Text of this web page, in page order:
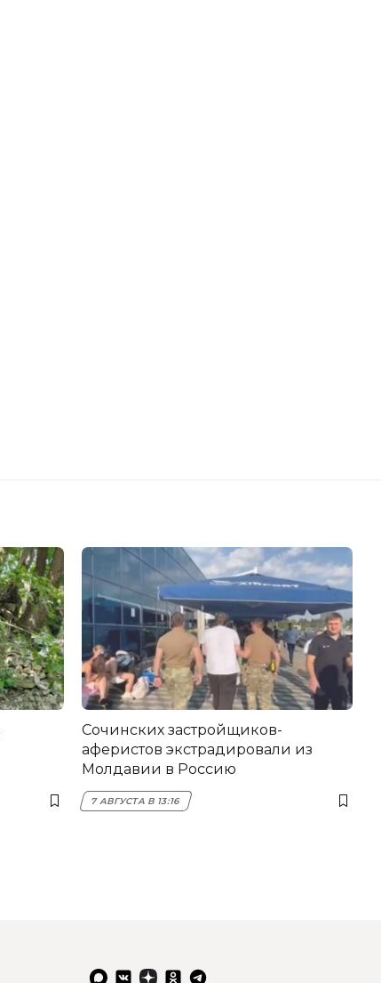
Сочинских застройщиков-
аферистов экстрадировали из
Молдавии в Россию
7 АВГУСТА В 13:16